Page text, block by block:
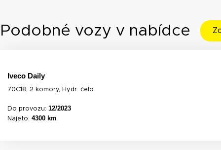
Podobné vozy v nabídce
Iveco Daily
70C18, 2 komory, Hydr. čelo
Do provozu: 12/2023
Najeto: 4300 km